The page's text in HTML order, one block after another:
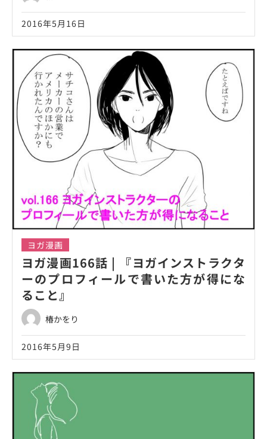
2016年5月16日
ヨガ漫画
ヨガ漫画166話 | 『ヨガインストラクタ
ーのプロフィールで書いた方が得にな
ること』
椿かをり
2016年5月9日